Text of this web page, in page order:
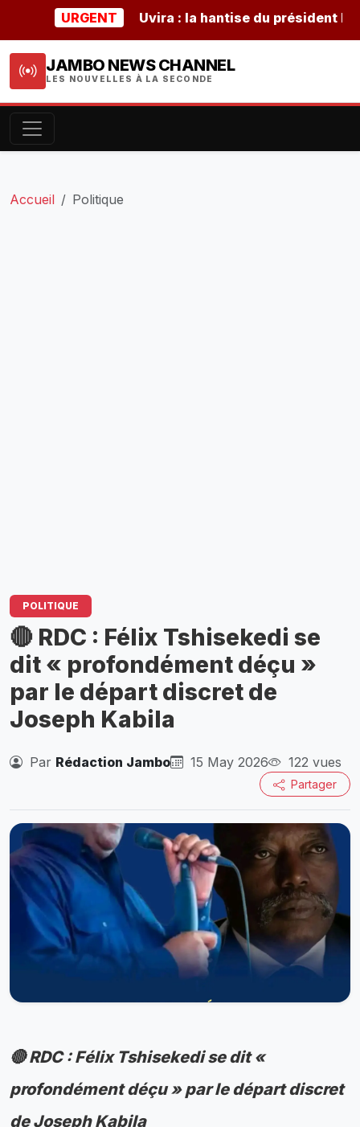
URGENT Uvira : la hantise du président
JAMBO NEWS CHANNEL
LES NOUVELLES À LA SECONDE
Accueil Politique
POLITIQUE
🔴 RDC : Félix Tshisekedi se
dit « profondément déçu »
par le départ discret de
Joseph Kabila
Par Rédaction Jambo 15 May 2026 122 vues
Partager
🔴 RDC : Félix Tshisekedi se dit «
profondément déçu » par le départ discret
de Joseph Kabila